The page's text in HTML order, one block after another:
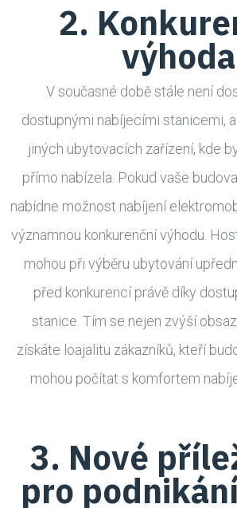
2.
výhoda
V současné době stále není
dostupnými nabíjecími stanicemi,
jiných ubytovacích zařízení, kde
přímo nabízela. Pokud vaše
nabídne možnost nabíjení
významnou konkurenční výhodu.
mohou při výběru ubytování
před konkurencí právě díky
stanice. Tím se nejen zvýší
získáte loajalitu zákazníků, kteří
mohou počítat s komfortem
3. Nové
pro